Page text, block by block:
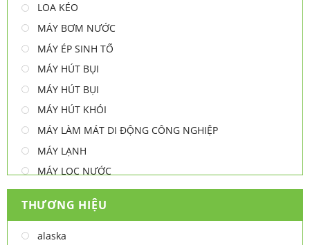
LOA KÉO
MÁY BƠM NƯỚC
MÁY ÉP SINH TỐ
MÁY HÚT BỤI
MÁY HÚT BỤI
MÁY HÚT KHÓI
MÁY LÀM MÁT DI ĐỘNG CÔNG NGHIỆP
MÁY LẠNH
MÁY LỌC NƯỚC
MÁY NƯỚC NÓNG
MÁY NƯỚC NÓNG - LẠNH
MÁY SẤY TAY
THƯƠNG HIỆU
alaska